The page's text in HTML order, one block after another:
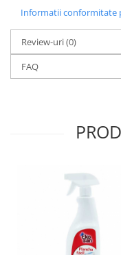
Informatii conformitate
Review-uri(0)
FAQ